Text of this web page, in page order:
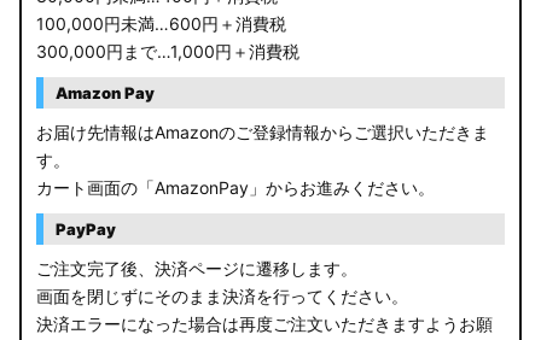
100,000円未満…600円＋消費税
300,000円まで…1,000円＋消費税
Amazon Pay
お届け先情報はAmazonのご登録情報からご選択いただきま
す。
カート画面の「AmazonPay」からお進みください。
PayPay
ご注文完了後、決済ページに遷移します。
画面を閉じずにそのまま決済を行ってください。
決済エラーになった場合は再度ご注文いただきますようお願